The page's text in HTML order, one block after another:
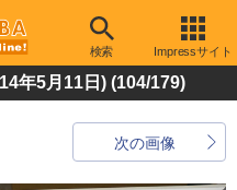
検索 Impressサイト
年5月11日) (104/179)
次の画像